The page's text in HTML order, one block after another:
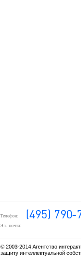
Телефон:
Эл. почта:
© 2003-2014 Агентство
защиту интеллектуальной